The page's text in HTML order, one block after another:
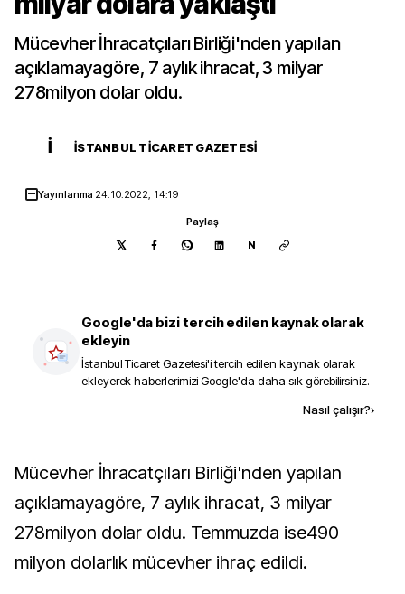
Mücevher İhracatçıları Birliği'nden yapılan
açıklamayagöre, 7 aylık ihracat, 3 milyar
278milyon dolar oldu.
İ İSTANBUL TICARET GAZETESI
Yayınlanma 24.10.2022, 14:19
Paylaş
N
Google'da bizi tercih edilen kaynak olarak
ekleyin
İstanbul Ticaret Gazetesi'i tercih edilen kaynak olarak
ekleyerek haberlerimizi Google'da daha sık görebilirsiniz.
Nasıl çalışır?›
Mücevher İhracatçıları Birliği'nden yapılan
açıklamayagöre, 7 aylık ihracat, 3 milyar
278milyon dolar oldu. Temmuzda ise490
milyon dolarlık mücevher ihraç edildi.